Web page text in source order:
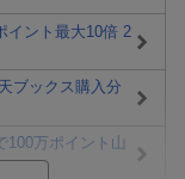
イント最大10倍 2
ブックス購入分
100万ポイント山